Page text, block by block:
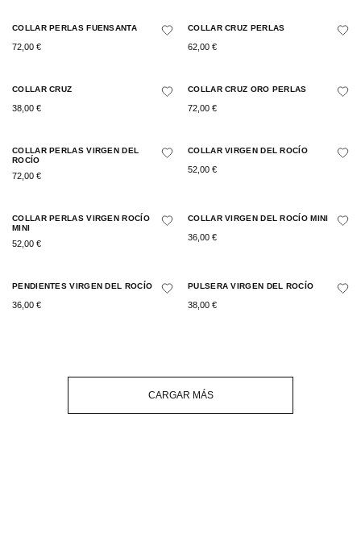
COLLAR PERLAS FUENSANTA
72,00 €
COLLAR CRUZ PERLAS
62,00 €
COLLAR CRUZ
38,00 €
COLLAR CRUZ ORO PERLAS
72,00 €
COLLAR PERLAS VIRGEN DEL
ROCÍO
72,00 €
COLLAR VIRGEN DEL ROCÍO
52,00 €
COLLAR PERLAS VIRGEN ROCÍO
MINI
52,00 €
COLLAR VIRGEN DEL ROCÍO MINI
36,00 €
PENDIENTES VIRGEN DEL ROCÍO
36,00 €
PULSERA VIRGEN DEL ROCÍO
38,00 €
CARGAR MÁS